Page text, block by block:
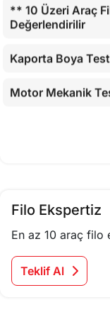
** 10 Üzeri Araç
Değerlendirilir
Kaporta Boya
Motor Mekanik
Filo Ekspertiz
En az 10 araç filo
Teklif Al